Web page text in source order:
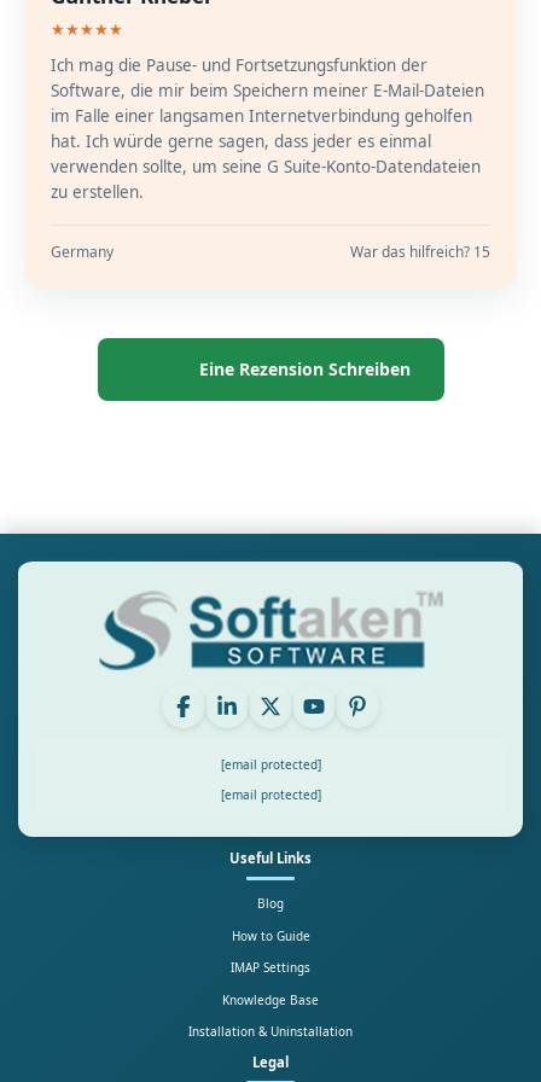
★★★★★
Ich mag die Pause- und Fortsetzungsfunktion der
Software, die mir beim Speichern meiner E-Mail-Dateien
im Falle einer langsamen Internetverbindung geholfen
hat. Ich würde gerne sagen, dass jeder es einmal
verwenden sollte, um seine G Suite-Konto-Datendateien
zu erstellen.
Germany War das hilfreich? 15
Eine Rezension Schreiben
[email protected]
[email protected]
Useful Links
Blog
How to Guide
IMAP Settings
Knowledge Base
Installation & Uninstallation
Legal